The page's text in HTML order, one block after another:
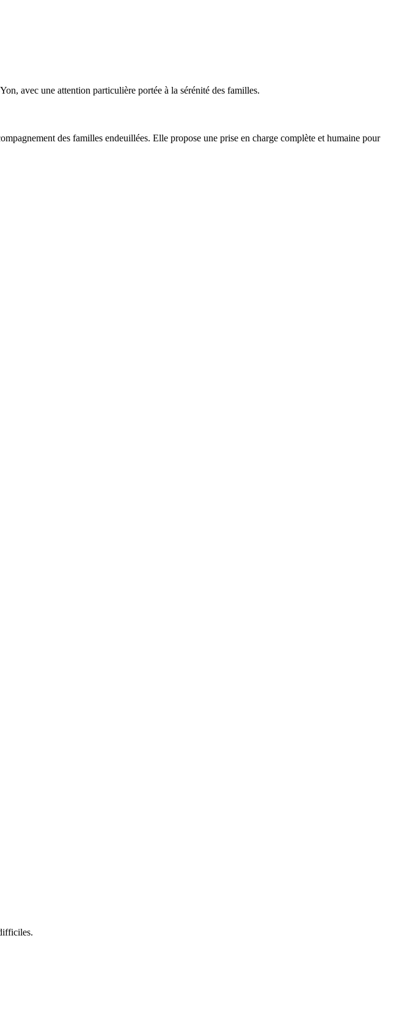
avec une attention particulière portée à la sérénité des familles.
des familles endeuillées. Elle propose une prise en charge complète et humaine pour